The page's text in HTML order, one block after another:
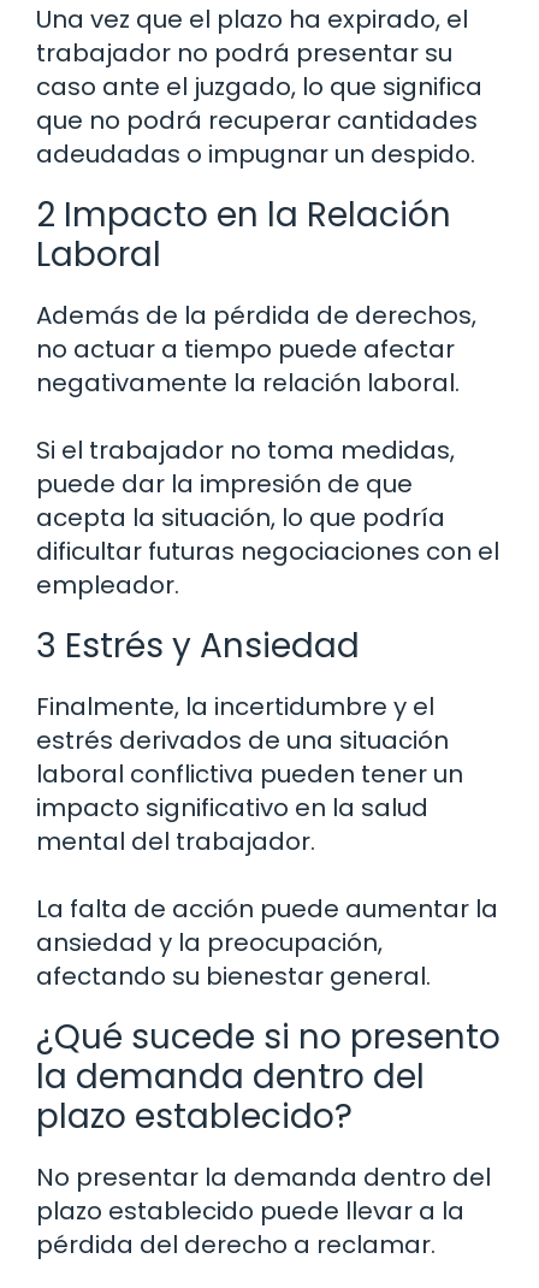
Una vez que el plazo ha expirado, el
trabajador no podrá presentar su
caso ante el juzgado, lo que significa
que no podrá recuperar cantidades
adeudadas o impugnar un despido.
2 Impacto en la Relación
Laboral
Además de la pérdida de derechos,
no actuar a tiempo puede afectar
negativamente la relación laboral.
Si el trabajador no toma medidas,
puede dar la impresión de que
acepta la situación, lo que podría
dificultar futuras negociaciones con el
empleador.
3 Estrés y Ansiedad
Finalmente, la incertidumbre y el
estrés derivados de una situación
laboral conflictiva pueden tener un
impacto significativo en la salud
mental del trabajador.
La falta de acción puede aumentar la
ansiedad y la preocupación,
afectando su bienestar general.
¿Qué sucede si no presento
la demanda dentro del
plazo establecido?
No presentar la demanda dentro del
plazo establecido puede llevar a la
pérdida del derecho a reclamar.